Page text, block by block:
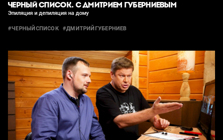
ЧЕРНЫЙ СПИСОК. С ДМИТРИЕМ ГУБЕРНИЕВЫМ
Эпиляция и депиляция на дому
#ЧЕРНЫЙСПИСОК #ДМИТРИЙГУБЕРНИЕВ